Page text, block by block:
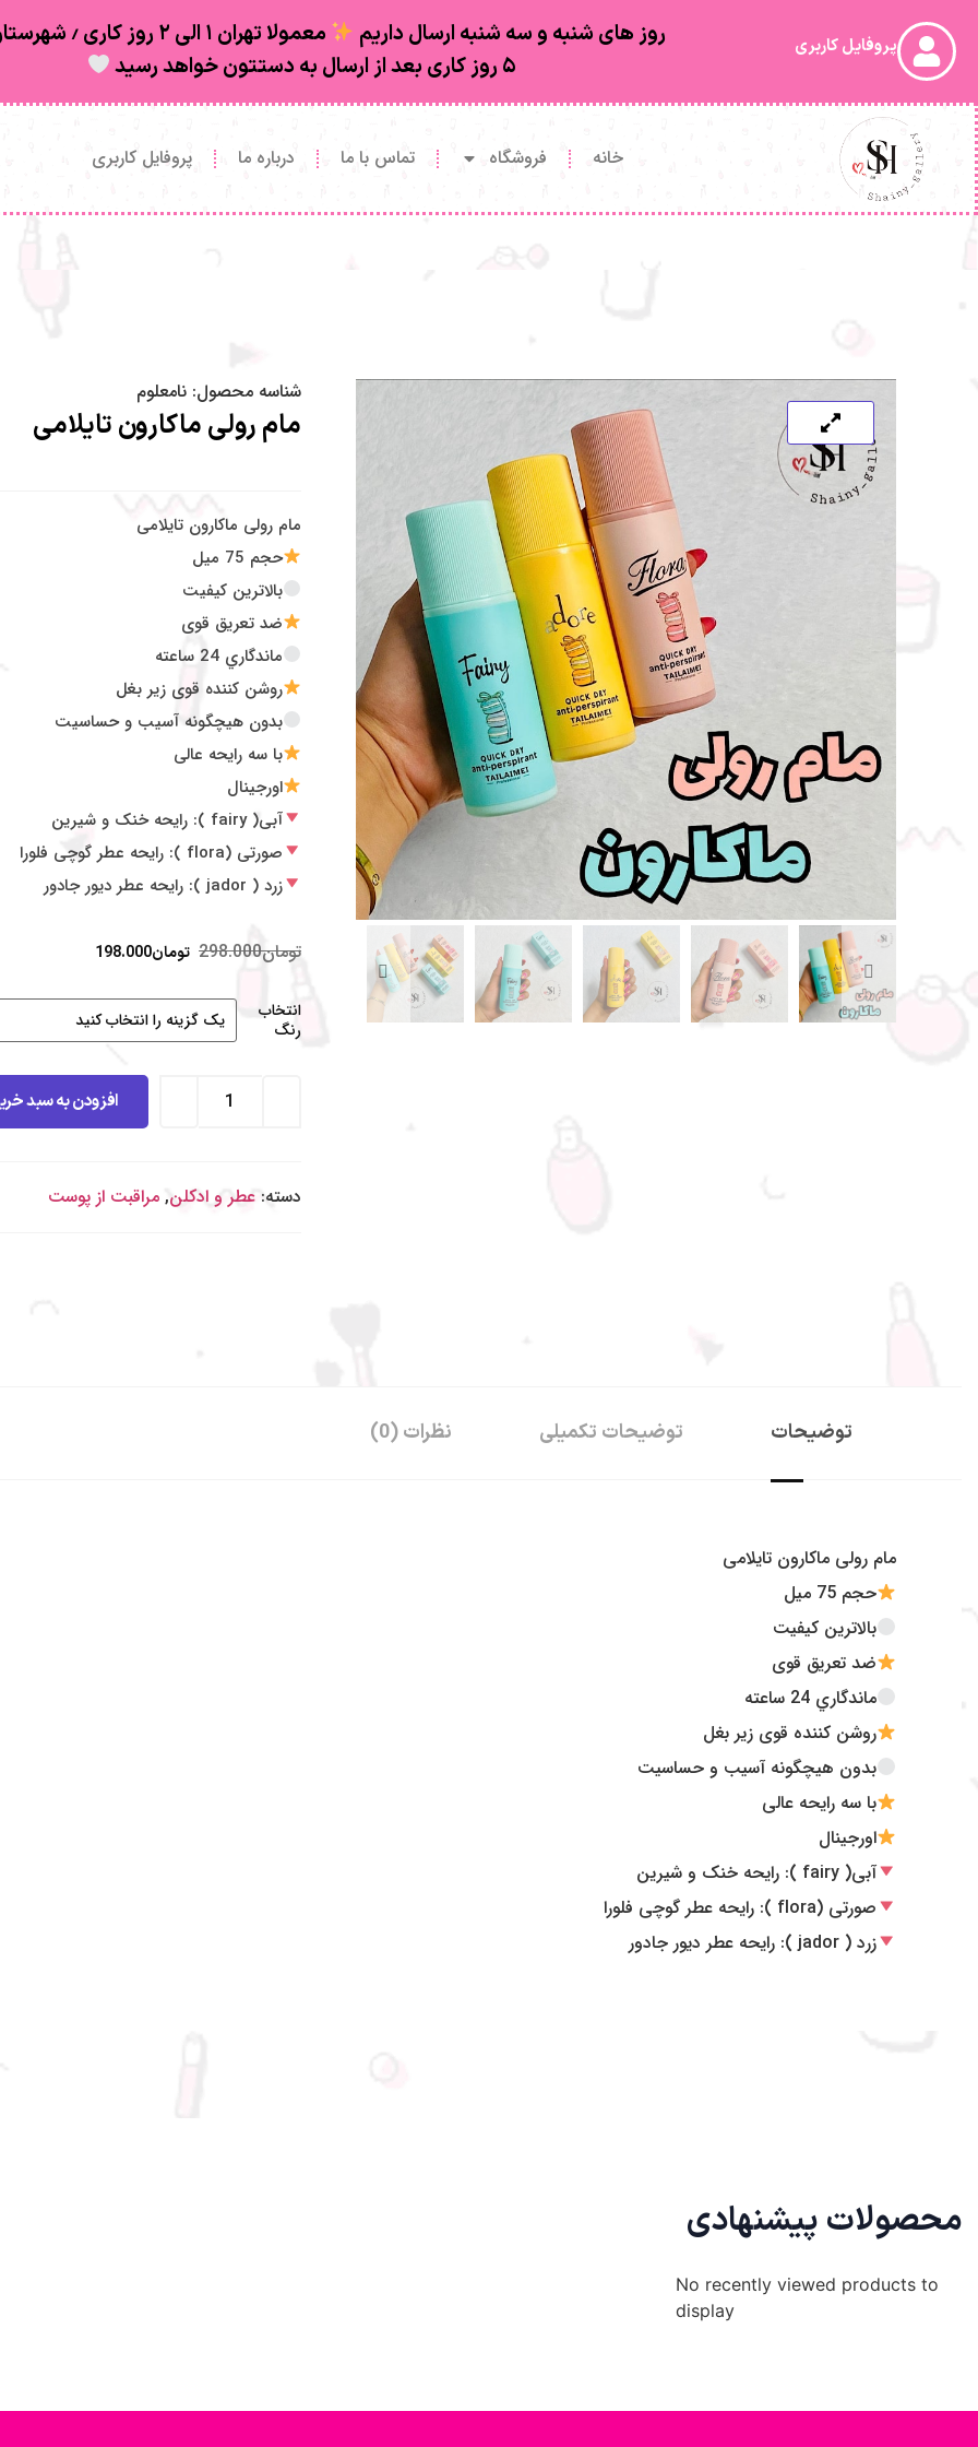
پروفایل کاربری روز های شنبه و سه شنبه ارسال داریم
۵ روز کاری بعد از ارسال به دستتون خواهد رسید
خانه فروشگاه تماس با ما درباره ما پروفایل کاربری
شناسه محصول: نامعلوم
مام رولی ماکارون تایلامی
مام رولی ماکارون تایلامی
حجم 75 میل
بالاترین کیفیت
ضد تعريق قوی
ماندگاري 24 ساعته
روشن كننده قوی زير بغل
بدون هیچگونه آسیب و حساسیت
با سه رايحه عالی
اورجینال
آبی( fairy ): رایحه خنک و شیرین
صورتی (flora ): رایحه عطر گوچی فلورا
زرد ( jador ): رایحه عطر دیور جادور
تومان298.000 تومان198.000
انتخاب
رنگ
افزودن به سبد
دسته: عطر و ادکلن, مراقبت از پوست
توضیحات توضیحات تکمیلی نظرات (0)
مام رولی ماکارون تایلامی
حجم 75 میل
بالاترین کیفیت
ضد تعريق قوی
ماندگاري 24 ساعته
روشن كننده قوی زير بغل
بدون هیچگونه آسیب و حساسیت
با سه رايحه عالی
اورجینال
آبی( fairy ): رایحه خنک و شیرین
صورتی (flora ): رایحه عطر گوچی فلورا
زرد ( jador ): رایحه عطر دیور جادور
محصولات پیشنهادی
No recently viewed products to
display
به شاینی گالری خوش آمدید